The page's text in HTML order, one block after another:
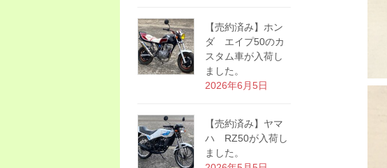
【売約済み】ホン
ダ エイプ50のカ
スタム車が入荷し
ました。
2026年6月5日
【売約済み】ヤマ
ハ RZ50が入荷し
ました。